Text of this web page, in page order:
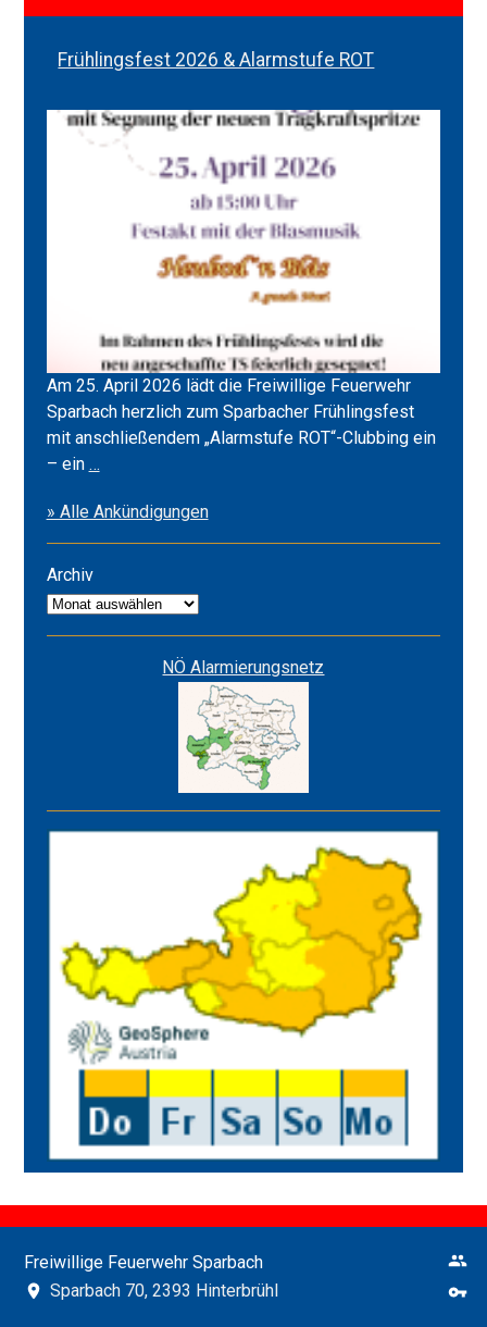
Frühlingsfest 2026 & Alarmstufe ROT
Am 25. April 2026 lädt die Freiwillige Feuerwehr
Sparbach herzlich zum Sparbacher Frühlingsfest
mit anschließendem „Alarmstufe ROT“-Clubbing ein
– ein …Frühlingsfest
&
Alarmstufe
» Alle Ankündigungen
Archiv
Archiv
NÖ Alarmierungsnetz
Freiwillige Feuerwehr Sparbach
Sparbach 70, 2393 Hinterbrühl